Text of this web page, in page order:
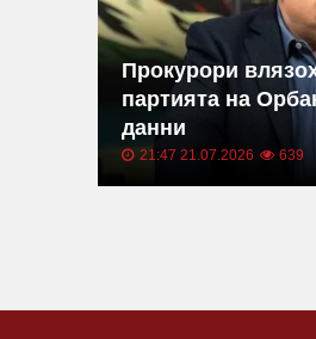
Прокурори
партията на
данни
21:47 21.07.2026 639